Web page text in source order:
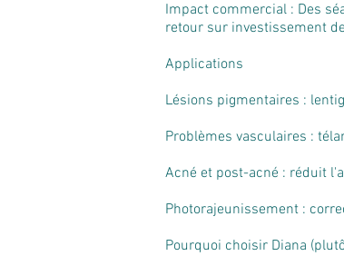
Impact commercial : Des
retour sur investissement
Applications
Lésions pigmentaires :
Problèmes vasculaires :
Acné et post-acné : réduit
Photorajeunissement :
Pourquoi choisir Diana